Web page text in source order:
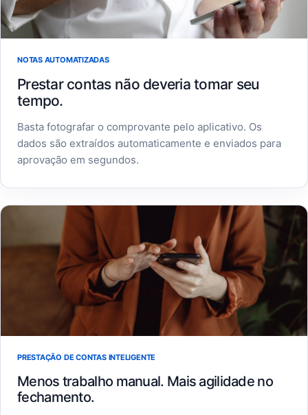
NOTAS AUTOMATIZADAS
Prestar contas não deveria tomar seu
tempo.
Basta fotografar o comprovante pelo aplicativo. Os
dados são extraídos automaticamente e enviados para
aprovação em segundos.
PRESTAÇÃO DE CONTAS INTELIGENTE
Menos trabalho manual. Mais agilidade no
fechamento.